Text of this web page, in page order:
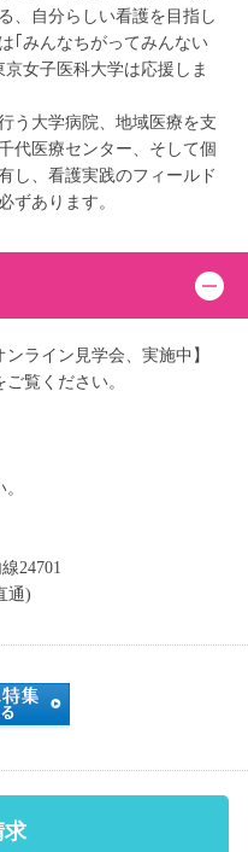
、自分らしい看護を目指し
｢みんなちがってみんない
女子医科大学は応援しま
う大学病院、地域医療を支
代医療センター、そして個
し、看護実践のフィールド
ずあります。
ライン見学会、実施中】
覧ください。
24701
通)
求